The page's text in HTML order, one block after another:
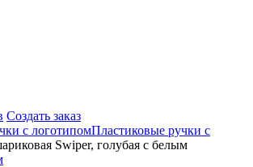
Создать заказ
с логотипомПластиковые ручки с
Swiper, голубая с белым